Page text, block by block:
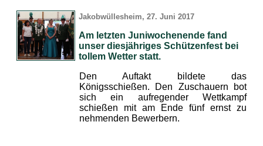
Jakobwüllesheim, 27. Juni 2017
Am letzten Juniwochenende fand
unser diesjähriges Schützenfest bei
tollem Wetter statt.
Den Auftakt bildete das
Königsschießen. Den Zuschauern bot
sich ein aufregender Wettkampf
schießen mit am Ende fünf ernst zu
nehmenden Bewerbern.